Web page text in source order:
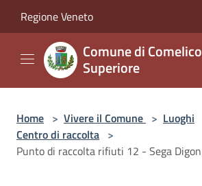
Regione Veneto
Comune di Comelico
Superiore
Home > Vivere il Comune > Luoghi
Centro di raccolta >
Punto di raccolta rifiuti 12 - Sega Digon